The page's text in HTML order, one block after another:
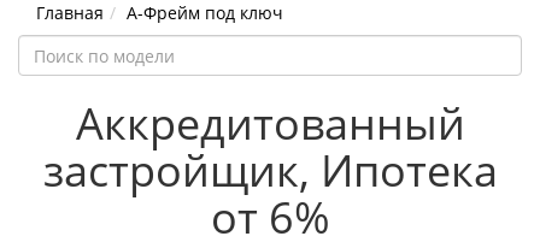
Главная А-Фрейм под ключ
Аккредитованный
застройщик, Ипотека
от 6%